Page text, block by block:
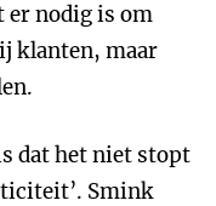
er nodig is om
klanten, maar
dat het niet stopt
Smink